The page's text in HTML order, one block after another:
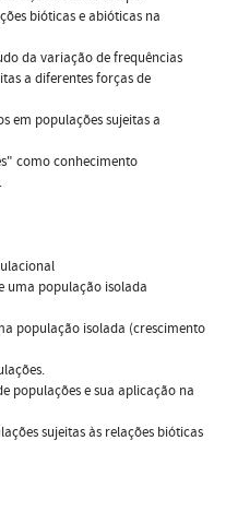
bióticas e abióticas na
da variação de frequências
a diferentes forças de
em populações sujeitas a
como conhecimento
uma população isolada
população isolada (crescimento
populações e sua aplicação na
sujeitas às relações bióticas